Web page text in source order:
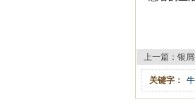
上一篇： 银
关键字：